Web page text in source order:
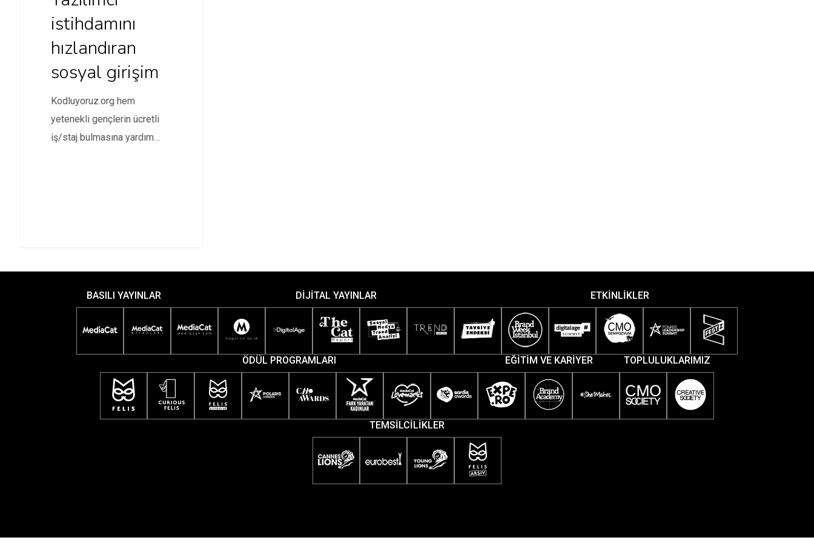
istihdamını
hızlandıran
sosyal girişim
Kodluyoruz.org hem
yetenekli gençlerin ücretli
iş/staj bulmasına yardım
BASILI YAYINLAR DİJİTAL YAYINLAR ETKİNLİKLER
ÖDÜL PROGRAMLARI EĞİTİM VE KARİYER TOPLULUKLARIMIZ
TEMSİLCİLİKLER